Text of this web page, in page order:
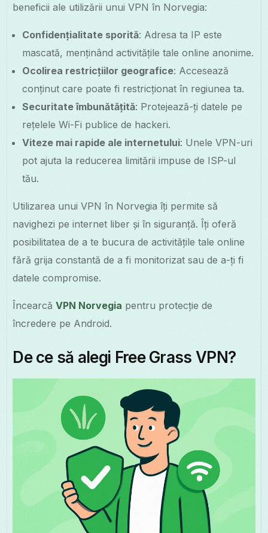
beneficii ale utilizării unui VPN în Norvegia:
Confidențialitate sporită: Adresa ta IP este
mascată, menținând activitățile tale online anonime.
Ocolirea restricțiilor geografice: Accesează
conținut care poate fi restricționat în regiunea ta.
Securitate îmbunătățită: Protejează-ți datele pe
rețelele Wi-Fi publice de hackeri.
Viteze mai rapide ale internetului: Unele VPN-uri
pot ajuta la reducerea limitării impuse de ISP-ul
tău.
Utilizarea unui VPN în Norvegia îți permite să
navighezi pe internet liber și în siguranță. Îți oferă
posibilitatea de a te bucura de activitățile tale online
fără grija constantă de a fi monitorizat sau de a-ți fi
datele compromise.
ÎncearcăVPN Norvegia pentru protecție de
încredere pe Android.
De ce să alegi Free Grass VPN?